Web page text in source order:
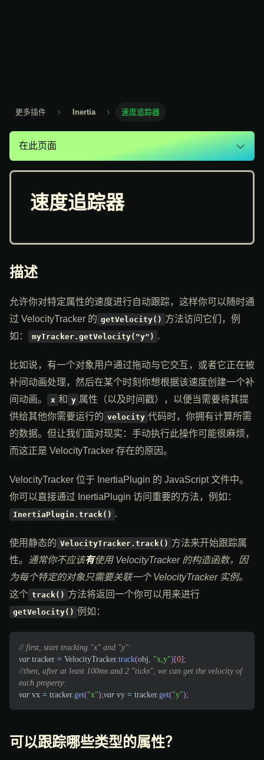
更多插件 Inertia 速度追踪器
在此页面
速度追踪器
描述
允许你对特定属性的速度进行自动跟踪，这样你可以随时通
过 VelocityTracker 的 getVelocity() 方法访问它们，例
如：
myTracker.getVelocity("y") .
比如说，有一个对象用户通过拖动与它交互，或者它正在被
补间动画处理，然后在某个时刻你想根据该速度创建一个补
间动画。
x 和 y 属性（以及时间戳），以便当需要将其提
供给其他你需要运行的 velocity 代码时，你拥有计算所需
的数据。但让我们面对现实：手动执行此操作可能很麻烦，
而这正是 VelocityTracker 存在的原因。
VelocityTracker 位于 InertiaPlugin 的 JavaScript 文件中。
你可以直接通过 InertiaPlugin 访问重要的方法，例如：
InertiaPlugin.track() .
使用静态的 VelocityTracker.track() 方法来开始跟踪属
性。
通常你不应该有使用 VelocityTracker 的构造函数，因
为每个特定的对象只需要关联一个 VelocityTracker 实例。
这个 track() 方法将返回一个你可以用来进行
getVelocity() 例如：
// first, start tracking "x" and "y":
var tracker = VelocityTracker.track(obj "x,y")[0];
//then, after at least 100ms and 2 "ticks", we can get the velocity of
each property:
var vx = tracker.get("x");var vy = tracker.get("y");
可以跟踪哪些类型的属性？